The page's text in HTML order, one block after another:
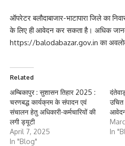
ऑपरेटर बलौदाबाजार-भाटापारा जिले का
के लिए ही आवेदन कर सकता है। अधिक
https://balodabazar.gov.in का
Related
अम्बिकापुर : सुशासन तिहार 2025 :
चरणबद्ध कार्यक्रम के संपादन एवं
संचालन हेतु अधिकारी-कर्मचारियों की
लगी ड्यूटी
April 7, 2025
In "Blog"
In